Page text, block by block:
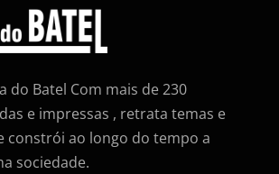
do Batel Com mais de 230
e impressas , retrata temas e
constrói ao longo do tempo a
sociedade.